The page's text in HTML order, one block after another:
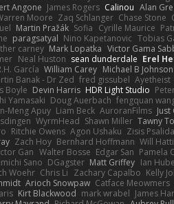
Angone James Rogers Calinou Alan
Moore Zaq Schlanger Chase Stone
Martin Pražák Sofia Cyrille Maurice
paragsatyal Nino Kapetanovic Tobias
carney Mark Lopatka Victor Gama
Neal Huston sean dunderdale Erel
García William Carey Michael B Johnson
Banak - Dr Zed fred gissubel Ayetheist
Boyle Devin Harris HDR Light Studio
Yamasaki Doug Auerbach fengquan
Meng Apuy Liam Beck AuroranFilms
WyrmHead Shawn Miller Tawny
Ritchie Owens Agon Ushaku Zisis
Zach Hoy Bernhard Hoffmann Will
Gan Walter Bosse Edgar San Pamela
Sano DGagster Matt Griffey Ian
Woehr Chris Li Zachary Capalbo Kelly
Arioch Snowpaw Catface Meowmers
Kirt Blackwood mark wrabel James